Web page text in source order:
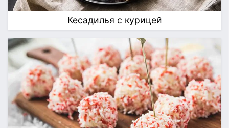
Кесадилья с курицей